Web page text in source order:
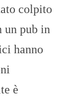
colpito
un pub in
hanno
è